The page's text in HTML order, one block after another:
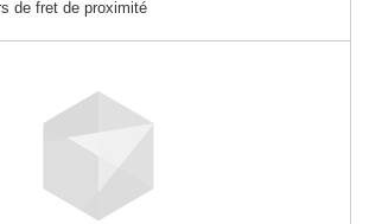
de fret de proximité